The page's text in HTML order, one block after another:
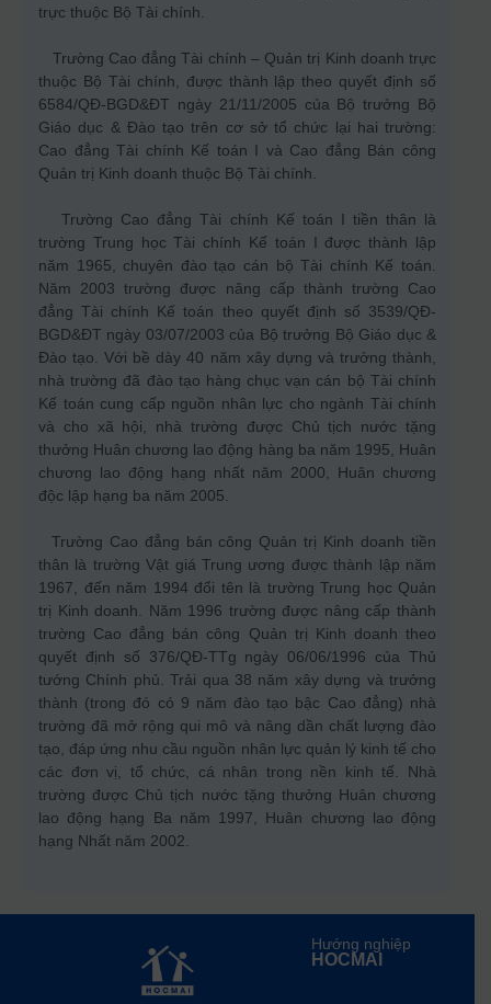
trực thuộc Bộ Tài chính.
Trường Cao đẳng Tài chính – Quản trị Kinh doanh trực
thuộc Bộ Tài chính, được thành lập theo quyết định số
6584/QĐ-BGD&ĐT ngày 21/11/2005 của Bộ trưởng Bộ
Giáo dục & Đào tạo trên cơ sở tổ chức lại hai trường:
Cao đẳng Tài chính Kế toán I và Cao đẳng Bán công
Quản trị Kinh doanh thuộc Bộ Tài chính.
Trường Cao đẳng Tài chính Kế toán I tiền thân là
trường Trung học Tài chính Kế toán I được thành lập
năm 1965, chuyên đào tạo cán bộ Tài chính Kế toán.
Năm 2003 trường được nâng cấp thành trường Cao
đẳng Tài chính Kế toán theo quyết định số 3539/QĐ-
BGD&ĐT ngày 03/07/2003 của Bộ trưởng Bộ Giáo dục &
Đào tạo. Với bề dày 40 năm xây dựng và trưởng thành,
nhà trường đã đào tạo hàng chục vạn cán bộ Tài chính
Kế toán cung cấp nguồn nhân lực cho ngành Tài chính
và cho xã hội, nhà trường được Chủ tịch nước tặng
thưởng Huân chương lao động hàng ba năm 1995, Huân
chương lao động hạng nhất năm 2000, Huân chương
độc lập hạng ba năm 2005.
Trường Cao đẳng bán công Quản trị Kinh doanh tiền
thân là trường Vật giá Trung ương được thành lập năm
1967, đến năm 1994 đổi tên là trường Trung học Quản
trị Kinh doanh. Năm 1996 trường được nâng cấp thành
trường Cao đẳng bán công Quản trị Kinh doanh theo
quyết định số 376/QĐ-TTg ngày 06/06/1996 của Thủ
tướng Chính phủ. Trải qua 38 năm xây dựng và trưởng
thành (trong đó có 9 năm đào tạo bậc Cao đẳng) nhà
trường đã mở rộng qui mô và nâng dần chất lượng đào
tạo, đáp ứng nhu cầu nguồn nhân lực quản lý kinh tế cho
các đơn vị, tổ chức, cá nhân trong nền kinh tế. Nhà
trường được Chủ tịch nước tặng thưởng Huân chương
lao động hạng Ba năm 1997, Huân chương lao động
hạng Nhất năm 2002.
Hướng nghiệp
HOCMAI